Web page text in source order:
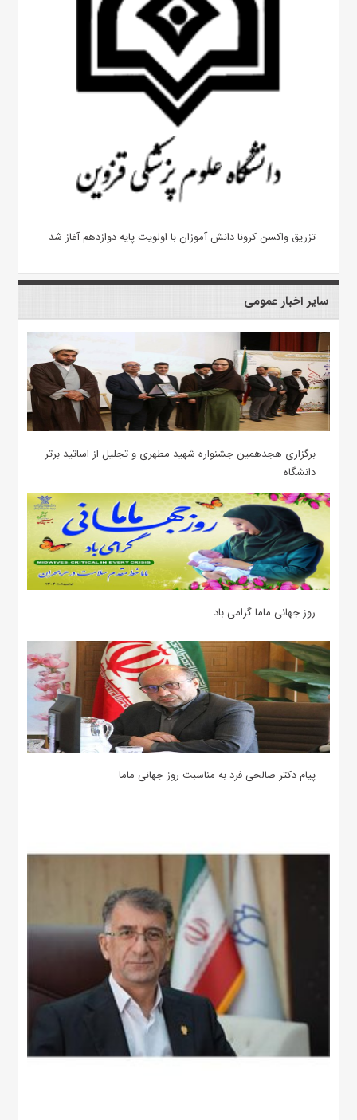
تزریق واکسن کرونا دانش آموزان با اولویت پایه دوازدهم آغاز شد
سایر اخبار عمومی
برگزاری هجدهمین جشنواره شهید مطهری و تجلیل از اساتید برتر
دانشگاه
روز جهانی ماما گرامی باد
پیام دکتر صالحی فرد به مناسبت روز جهانی ماما